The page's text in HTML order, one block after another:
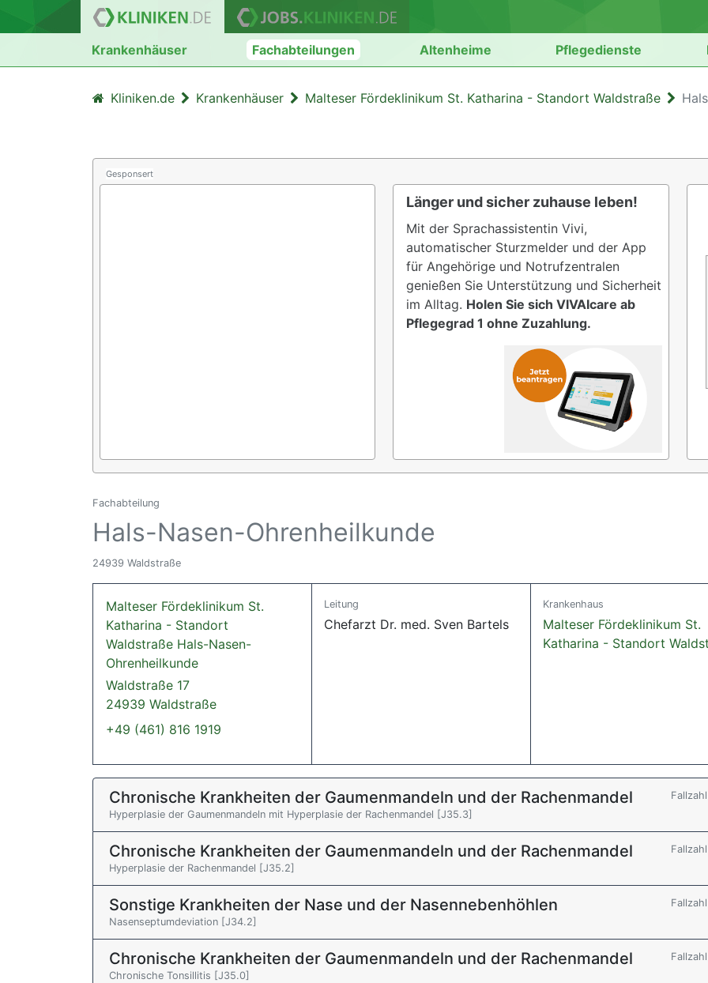
Krankenhäuser Fachabteilungen Altenheime Pflegedienste
Kliniken.de Krankenhäuser Malteser Fördeklinikum St. Katharina - Standort Waldstraße
Gesponsert
Länger und sicher zuhause leben!
Mit der Sprachassistentin Vivi,
automatischer Sturzmelder und der App
für Angehörige und Notrufzentralen
genießen Sie Unterstützung und Sicherheit
im Alltag. Holen Sie sich VIVAIcare ab
Pflegegrad 1 ohne Zuzahlung.
Fachabteilung
Hals-Nasen-Ohrenheilkunde
24939 Waldstraße
Malteser Fördeklinikum St.
Katharina - Standort
Waldstraße Hals-Nasen-
Ohrenheilkunde
Waldstraße 17
24939 Waldstraße
+49 (461) 816 1919
Leitung
Chefarzt Dr. med. Sven Bartels
Krankenhaus
Malteser Fördeklinikum St.
Katharina - Standort
Chronische Krankheiten der Gaumenmandeln und der Rachenmandel
Hyperplasie der Gaumenmandeln mit Hyperplasie der Rachenmandel [J35.3]
Chronische Krankheiten der Gaumenmandeln und der Rachenmandel
Hyperplasie der Rachenmandel [J35.2]
Sonstige Krankheiten der Nase und der Nasennebenhöhlen
Nasenseptumdeviation [J34.2]
Chronische Krankheiten der Gaumenmandeln und der Rachenmandel
Chronische Tonsillitis [J35.0]